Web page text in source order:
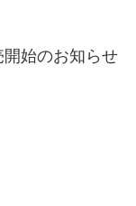
開始のお知らせ